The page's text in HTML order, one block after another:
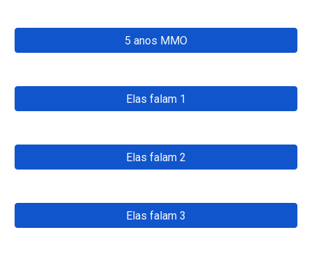
5 anos MMO
Elas falam 1
Elas falam 2
Elas falam 3